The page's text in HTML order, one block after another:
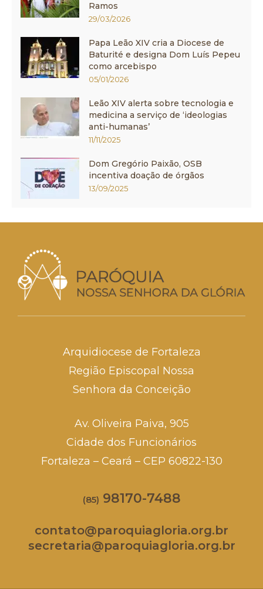
Ramos
29/03/2026
Papa Leão XIV cria a Diocese de
Baturité e designa Dom Luís Pepeu
como arcebispo
05/01/2026
Leão XIV alerta sobre tecnologia e
medicina a serviço de ‘ideologias
anti-humanas’
11/11/2025
Dom Gregório Paixão, OSB
incentiva doação de órgãos
13/09/2025
Arquidiocese de Fortaleza
Região Episcopal Nossa
Senhora da Conceição
Av. Oliveira Paiva, 905
Cidade dos Funcionários
Fortaleza – Ceará – CEP 60822-130
(85) 98170-7488
contato@paroquiagloria.org.br
secretaria@paroquiagloria.org.br